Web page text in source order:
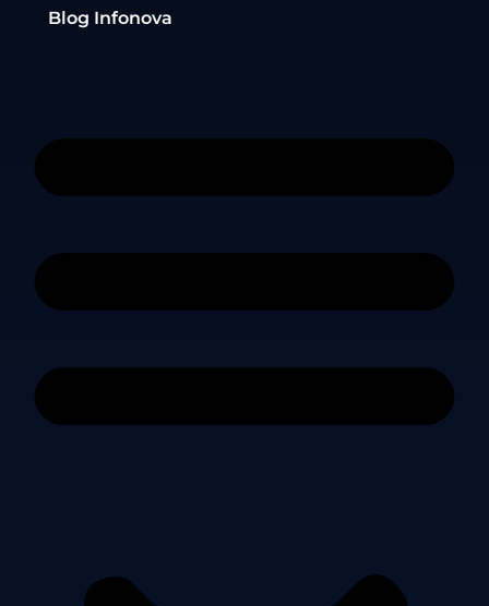
Blog Infonova